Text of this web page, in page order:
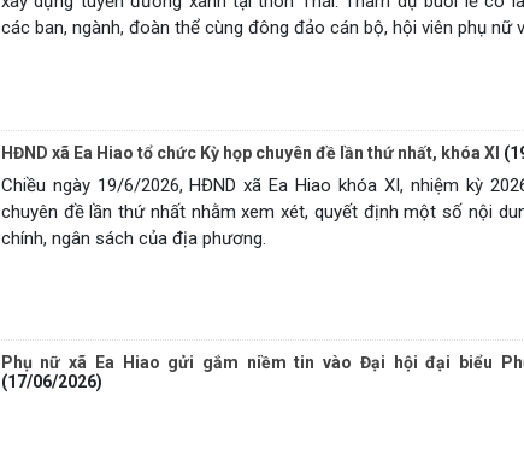
các ban, ngành, đoàn thể cùng đông đảo cán bộ, hội viên phụ nữ
HĐND xã Ea Hiao tổ chức Kỳ họp chuyên đề lần thứ nhất, khóa XI
Chiều ngày 19/6/2026, HĐND xã Ea Hiao khóa XI, nhiệm kỳ
chuyên đề lần thứ nhất nhằm xem xét, quyết định một số nội
chính, ngân sách của địa phương.
Phụ nữ xã Ea Hiao gửi gắm niềm tin vào Đại hội đại biểu
(17/06/2026)